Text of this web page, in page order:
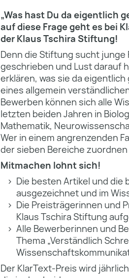
„Was hast Du da eigentlich
auf diese Frage geht es bei
der Klaus Tschira Stiftung!
Denn die Stiftung sucht
geschrieben und Lust darauf
erklären, was sie da
eines allgemein
Bewerben können sich alle
letzten beiden Jahren in
Mathematik,
Wer in einem angrenzenden
der sieben Bereiche
Mitmachen lohnt sich!
Die besten Artikel und die
ausgezeichnet und im
Die Preisträgerinnen und
Klaus Tschira Stiftung
Alle Bewerberinnen und
Thema „Verständlich
Der KlarText-Preis wird